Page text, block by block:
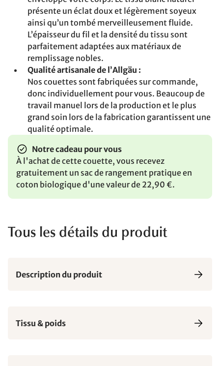
présente un éclat doux et légèrement soyeux
ainsi qu’un tombé merveilleusement fluide.
L’épaisseur du fil et la densité du tissu sont
parfaitement adaptées aux matériaux de
remplissage nobles.
Qualité artisanale de l’Allgäu :
Nos couettes sont fabriquées sur commande,
donc individuellement pour vous. Beaucoup de
travail manuel lors de la production et le plus
grand soin lors de la fabrication garantissent une
qualité optimale.
Notre cadeau pour vous
À l'achat de cette couette, vous recevez
gratuitement un sac de rangement pratique en
coton biologique d'une valeur de 22,90 €.
Tous les détails du produit
Description du produit
Tissu & poids